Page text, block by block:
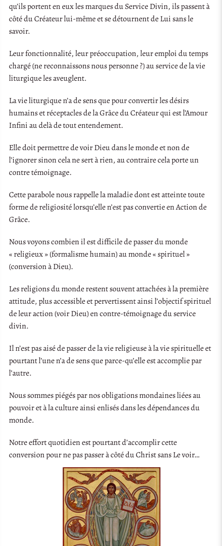
qu’ils portent en eux les marques du Service Divin, ils passent à
côté du Créateur lui-même et se détournent de Lui sans le
savoir.
Leur fonctionnalité, leur préoccupation, leur emploi du temps
chargé (ne reconnaissons nous personne ?) au service de la vie
liturgique les aveuglent.
La vie liturgique n’a de sens que pour convertir les désirs
humains et réceptacles de la Grâce du Créateur qui est l’Amour
Infini au delà de tout entendement.
Elle doit permettre de voir Dieu dans le monde et non de
l’ignorer sinon cela ne sert à rien, au contraire cela porte un
contre témoignage.
Cette parabole nous rappelle la maladie dont est atteinte toute
forme de religiosité lorsqu’elle n’est pas convertie en Action de
Grâce.
Nous voyons combien il est difficile de passer du monde
« religieux » (formalisme humain) au monde « spirituel »
(conversion à Dieu).
Les religions du monde restent souvent attachées à la première
attitude, plus accessible et pervertissent ainsi l’objectif spirituel
de leur action (voir Dieu) en contre-témoignage du service
divin.
Il n’est pas aisé de passer de la vie religieuse à la vie spirituelle et
pourtant l’une n’a de sens que parce-qu’elle est accomplie par
l’autre.
Nous sommes piégés par nos obligations mondaines liées au
pouvoir et à la culture ainsi enlisés dans les dépendances du
monde.
Notre effort quotidien est pourtant d’accomplir cette
conversion pour ne pas passer à côté du Christ sans Le voir…